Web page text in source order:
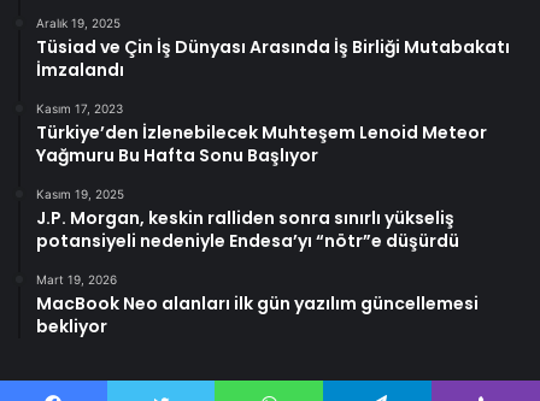
Aralık 19, 2025
Tüsiad ve Çin İş Dünyası Arasında İş Birliği Mutabakatı
İmzalandı
Kasım 17, 2023
Türkiye’den İzlenebilecek Muhteşem Lenoid Meteor
Yağmuru Bu Hafta Sonu Başlıyor
Kasım 19, 2025
J.P. Morgan, keskin ralliden sonra sınırlı yükseliş
potansiyeli nedeniyle Endesa’yı “nötr”e düşürdü
Mart 19, 2026
MacBook Neo alanları ilk gün yazılım güncellemesi
bekliyor